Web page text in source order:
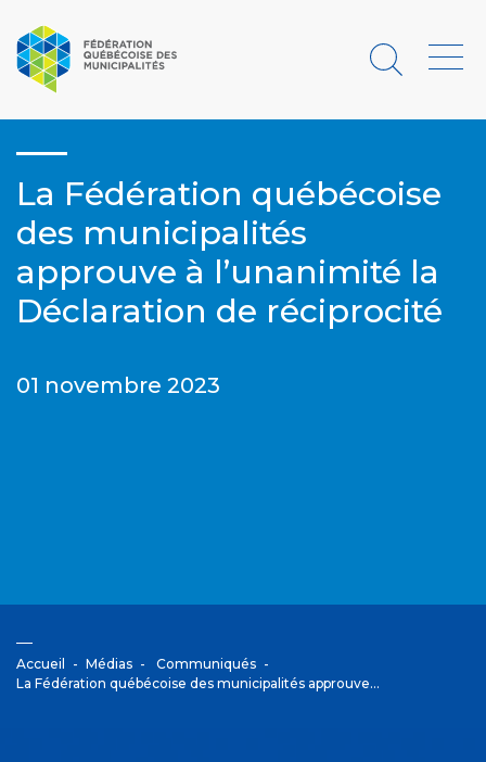
Rechercher
La Fédération québécoise
des municipalités
approuve à l’unanimité la
Déclaration de réciprocité
01 novembre 2023
Accueil Médias
Communiqués
La Fédération québécoise des municipalités approuve…